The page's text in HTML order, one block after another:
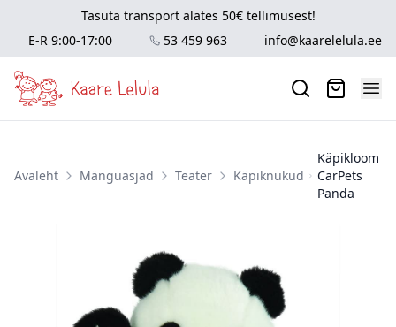
Tasuta transport alates 50€ tellimusest!
E-R 9:00-17:00
53 459 963 info@kaarelelula.ee
Avaleht Mänguasjad Teater Käpiknukud
Käpikloom
CarPets
Panda